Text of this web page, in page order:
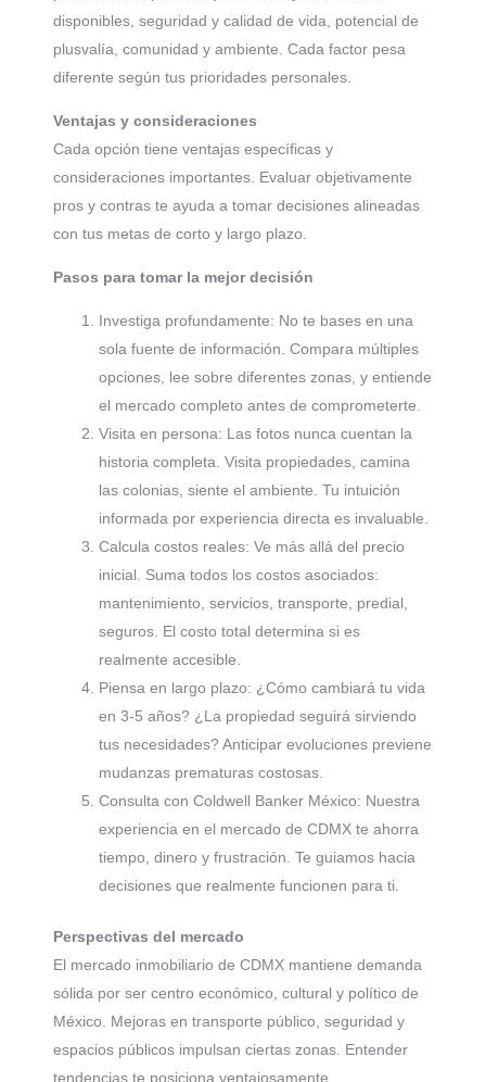
disponibles, seguridad y calidad de vida, potencial de
plusvalía, comunidad y ambiente. Cada factor pesa
diferente según tus prioridades personales.
Ventajas y consideraciones
Cada opción tiene ventajas específicas y
consideraciones importantes. Evaluar objetivamente
pros y contras te ayuda a tomar decisiones alineadas
con tus metas de corto y largo plazo.
Pasos para tomar la mejor decisión
Investiga profundamente: No te bases en una
sola fuente de información. Compara múltiples
opciones, lee sobre diferentes zonas, y entiende
el mercado completo antes de comprometerte.
Visita en persona: Las fotos nunca cuentan la
historia completa. Visita propiedades, camina
las colonias, siente el ambiente. Tu intuición
informada por experiencia directa es invaluable.
Calcula costos reales: Ve más allá del precio
inicial. Suma todos los costos asociados:
mantenimiento, servicios, transporte, predial,
seguros. El costo total determina si es
realmente accesible.
Piensa en largo plazo: ¿Cómo cambiará tu vida
en 3-5 años? ¿La propiedad seguirá sirviendo
tus necesidades? Anticipar evoluciones previene
mudanzas prematuras costosas.
Consulta con Coldwell Banker México: Nuestra
experiencia en el mercado de CDMX te ahorra
tiempo, dinero y frustración. Te guiamos hacia
decisiones que realmente funcionen para ti.
Perspectivas del mercado
El mercado inmobiliario de CDMX mantiene demanda
sólida por ser centro económico, cultural y político de
México. Mejoras en transporte público, seguridad y
espacios públicos impulsan ciertas zonas. Entender
tendencias te posiciona ventajosamente.